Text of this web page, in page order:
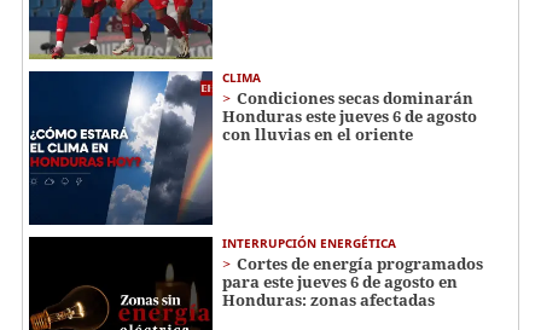
CLIMA
Condiciones secas dominarán
Honduras este jueves 6 de agosto
con lluvias en el oriente
INTERRUPCIÓN ENERGÉTICA
Cortes de energía programados
para este jueves 6 de agosto en
Honduras: zonas afectadas